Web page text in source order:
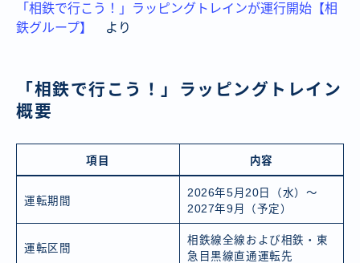
「相鉄で行こう！」ラッピングトレインが運行開始【相
鉄グループ】
より
「相鉄で行こう！」ラッピングトレイン
概要
項目 内容
運転期間
2026年5月20日（水）～
2027年9月（予定）
運転区間
相鉄線全線および相鉄・東
急目黒線直通運転先